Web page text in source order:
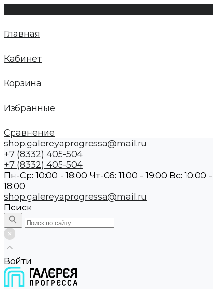
Главная
Кабинет
Корзина
Избранные
Сравнение
shop.galereyaprogressa@mail.ru
+7 (8332) 405-504
+7 (8332) 405-504
Пн-Ср: 10:00 - 18:00 Чт-Сб: 11:00 - 19:00 Вс: 10:00 -
18:00
shop.galereyaprogressa@mail.ru
Поиск
Войти